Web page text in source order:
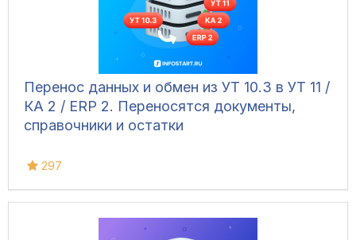
Перенос данных и обмен из УТ 10.3 в УТ 11 /
КА 2 / ERP 2. Переносятся документы,
справочники и остатки
297